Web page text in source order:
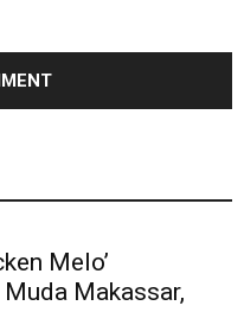
Melo’
Makassar,